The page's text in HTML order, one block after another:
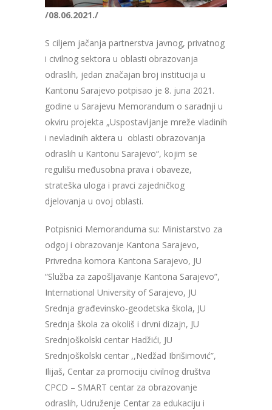
/08.06.2021./
S ciljem jačanja partnerstva javnog, privatnog
i civilnog sektora u oblasti obrazovanja
odraslih, jedan značajan broj institucija u
Kantonu Sarajevo potpisao je 8. juna 2021.
godine u Sarajevu Memorandum o saradnji u
okviru projekta „Uspostavljanje mreže vladinih
i nevladinih aktera u oblasti obrazovanja
odraslih u Kantonu Sarajevo“, kojim se
regulišu međusobna prava i obaveze,
strateška uloga i pravci zajedničkog
djelovanja u ovoj oblasti.
Potpisnici Memoranduma su: Ministarstvo za
odgoj i obrazovanje Kantona Sarajevo,
Privredna komora Kantona Sarajevo, JU
“Služba za zapošljavanje Kantona Sarajevo”,
International University of Sarajevo, JU
Srednja građevinsko-geodetska škola, JU
Srednja škola za okoliš i drvni dizajn, JU
Srednjoškolski centar Hadžići, JU
Srednjoškolski centar ,,Nedžad Ibrišimović”,
Ilijaš, Centar za promociju civilnog društva
CPCD – SMART centar za obrazovanje
odraslih, Udruženje Centar za edukaciju i